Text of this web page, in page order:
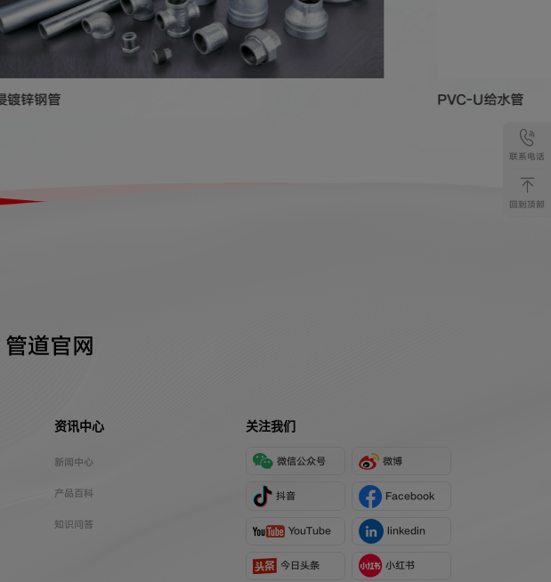
镀锌钢管 PVC-U给水管
管道官网
资讯中心
新闻中心
产品百科
知识问答
关注我们
微信公众号 微博
抖音 Facebook
YouTube linkedin
今日头条 小红书
联系电话
回到顶部